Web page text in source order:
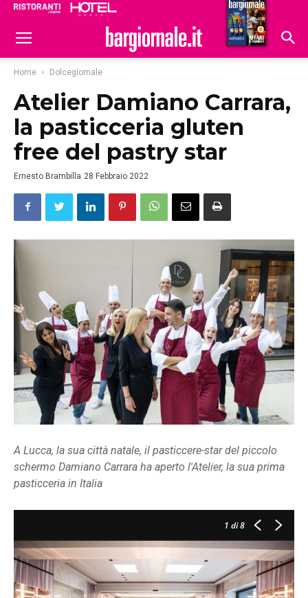
Hoteldomani
Home Dolcegiornale
Atelier Damiano Carrara,
la pasticceria gluten
free del pastry star
Ernesto Brambilla 28 Febbraio 2022
A Lucca, la sua città natale, il pasticcere-star del piccolo
schermo Damiano Carrara ha aperto l'Atelier, la sua prima
pasticceria in Italia
1 di 8